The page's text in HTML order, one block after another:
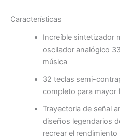
Características
Increíble sintetizador
oscilador analógico
música
32 teclas semi-
completo para mayor
Trayectoria de señal
diseños legendarios
recrear el